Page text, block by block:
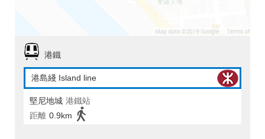
港鐵
港島綫 Island line
堅尼地城 港鐵站
距離 0.9km